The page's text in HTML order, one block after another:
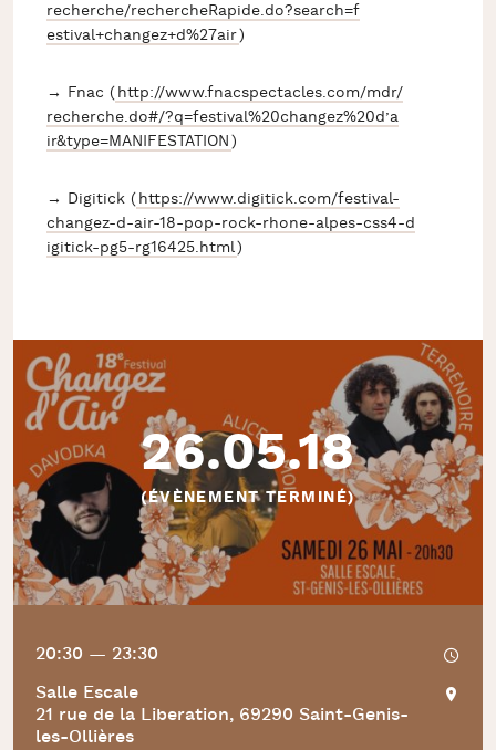
recherche/rechercheRapide.do?search=f
estival+changez+d%27air)
→ Fnac (http://www.fnacspectacles.com/mdr/
recherche.do#/?q=festival%20changez%20d’a
ir&type=MANIFESTATION)
→ Digitick (https://www.digitick.com/festival-
changez-d-air-18-pop-rock-rhone-alpes-css4-d
igitick-pg5-rg16425.html)
26.05.18
(ÉVÈNEMENT TERMINÉ)
20:30 — 23:30
Salle Escale
21 rue de la Liberation, 69290 Saint-Genis-
les-Ollières